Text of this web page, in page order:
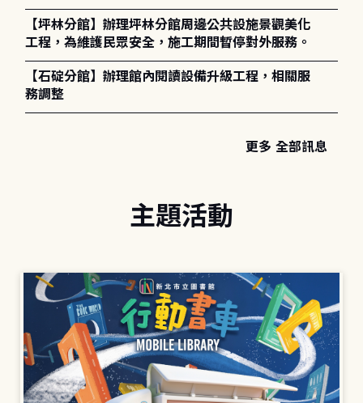
造成不便，敬請見諒。
【坪林分館】辦理坪林分館周邊公共設施景觀美化
工程，為維護民眾安全，施工期間暫停對外服務。
【石碇分館】辦理館內閱讀設備升級工程，相關服
務調整
更多 全部訊息
主題活動